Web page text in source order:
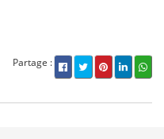
Partage :